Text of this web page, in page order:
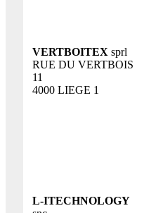
VERTBOITEX sprl
RUE DU VERTBOIS
11
4000 LIEGE 1
L-ITECHNOLOGY